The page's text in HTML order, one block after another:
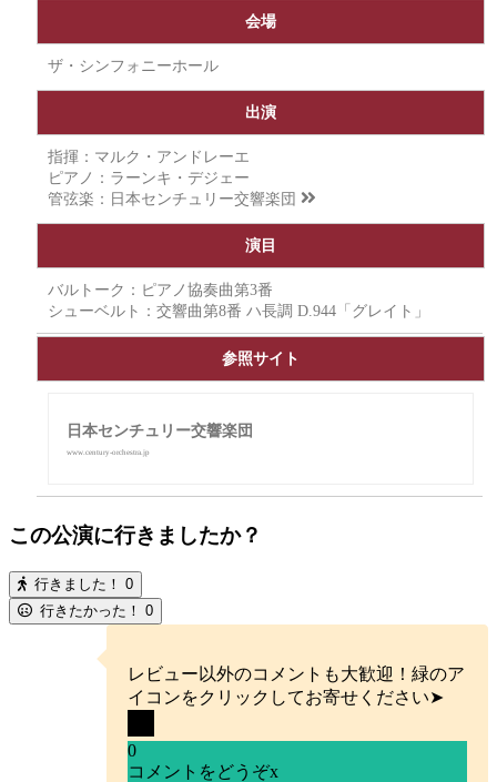
会場
ザ・シンフォニーホール
出演
指揮：マルク・アンドレーエ
ピアノ：ラーンキ・デジェー
管弦楽： 日本センチュリー交響楽団
演目
バルトーク：ピアノ協奏曲第3番
シューベルト：交響曲第8番 ハ長調 D.944「グレイト」
参照サイト
日本センチュリー交響楽団
www.century-orchestra.jp
この公演に行きましたか？
行きました！ 0
行きたかった！ 0
レビュー以外のコメントも大歓迎！緑のア
イコンをクリックしてお寄せください➤
0
コメントをどうぞx